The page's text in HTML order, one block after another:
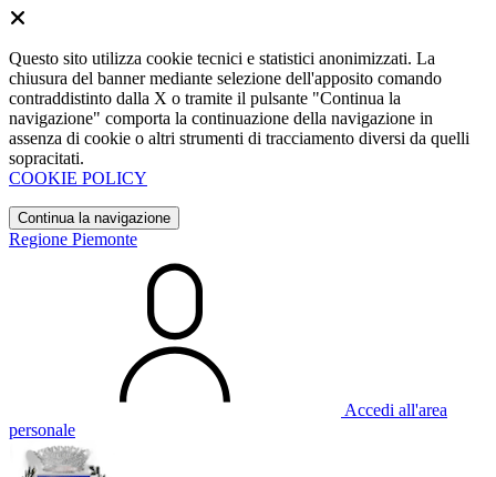
Questo sito utilizza cookie tecnici e statistici anonimizzati. La
chiusura del banner mediante selezione dell'apposito comando
contraddistinto dalla X o tramite il pulsante "Continua la
navigazione" comporta la continuazione della navigazione in
assenza di cookie o altri strumenti di tracciamento diversi da quelli
sopracitati.
COOKIE POLICY
Continua la navigazione
Regione Piemonte
Accedi all'area
personale